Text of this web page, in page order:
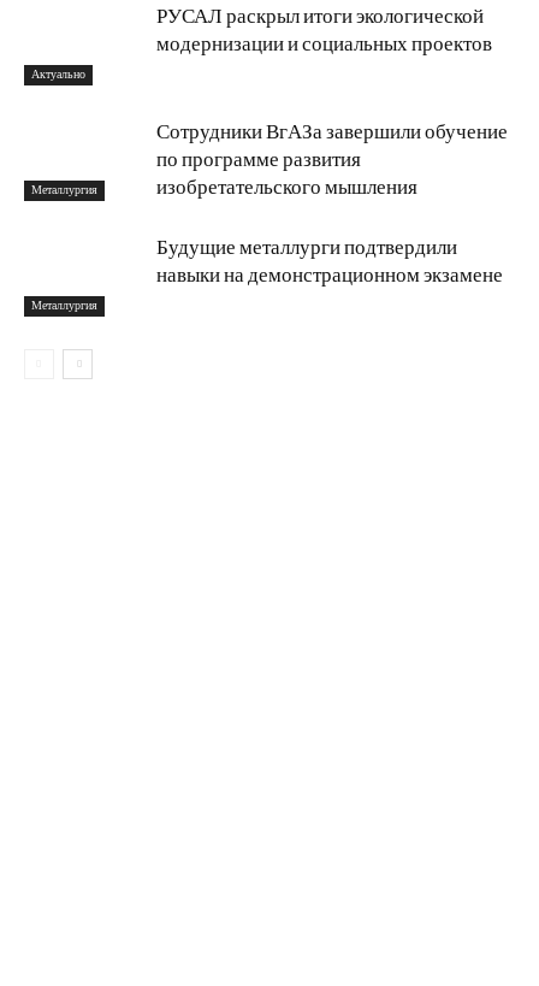
Актуально
РУСАЛ раскрыл итоги экологической
модернизации и социальных проектов
Металлургия
Сотрудники ВгАЗа завершили обучение
по программе развития
изобретательского мышления
Металлургия
Будущие металлурги подтвердили
навыки на демонстрационном экзамене